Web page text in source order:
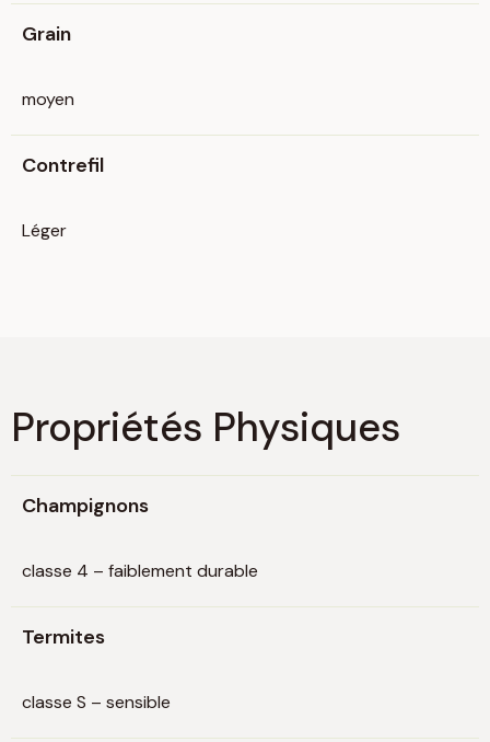
Grain
moyen
Contrefil
Léger
Propriétés Physiques
Champignons
classe 4 – faiblement durable
Termites
classe S – sensible